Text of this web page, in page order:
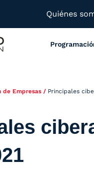
Quiénes
de Empresas / Principales